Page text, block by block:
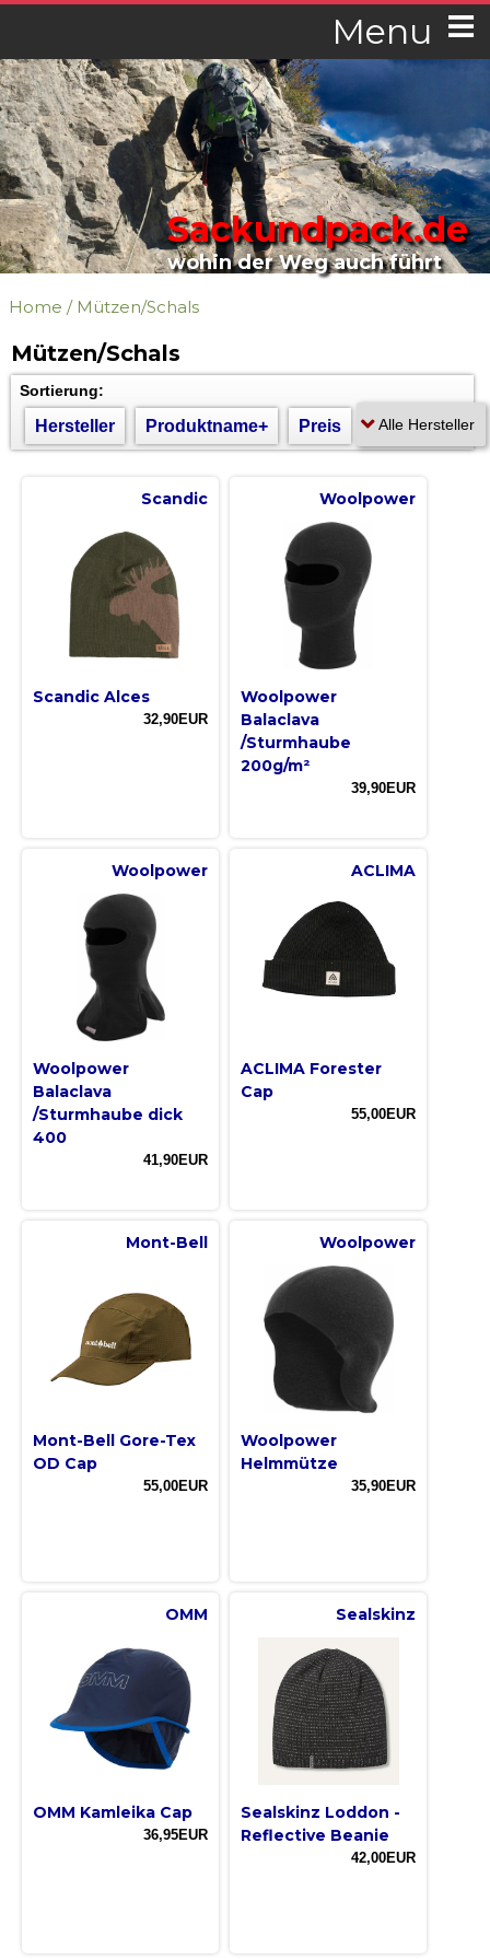
Menu
Sackundpack.de
wohin der Weg auch führt
Home / Mützen/Schals
Mützen/Schals
Sortierung:
Hersteller Produktname+ Preis
Scandic
Scandic Alces
32,90EUR
Woolpower
Woolpower
Balaclava
/Sturmhaube
200g/m²
39,90EUR
Woolpower
Woolpower
Balaclava
/Sturmhaube dick
400
41,90EUR
ACLIMA
ACLIMA Forester
Cap
55,00EUR
Mont-Bell
Mont-Bell Gore-Tex
OD Cap
55,00EUR
Woolpower
Woolpower
Helmmütze
35,90EUR
OMM
OMM Kamleika Cap
36,95EUR
Sealskinz
Sealskinz Loddon -
Reflective Beanie
42,00EUR